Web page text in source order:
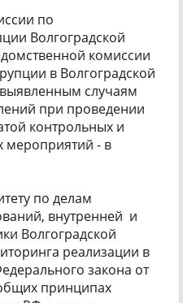
по
Волгоградской
комиссии
в Волгоградской
случаям
при проведении
контрольных и
мероприятий - в
по делам
внутренней и
Волгоградской
реализации в
закона от
принципах